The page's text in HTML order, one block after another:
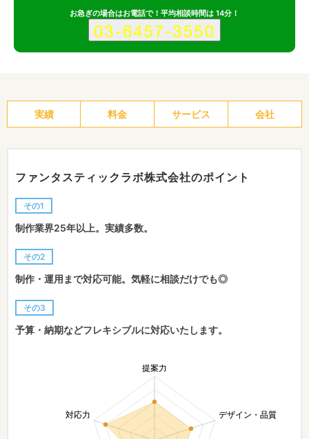
お急ぎの場合はお電話で！平均相談時間は 14分！
実績 料金 サービス 会社
ファンタスティックラボ株式会社のポイント
その1
制作業界25年以上。実績多数。
その2
制作・運用まで対応可能。気軽に相談だけでも◎
その3
予算・納期などフレキシブルに対応いたします。